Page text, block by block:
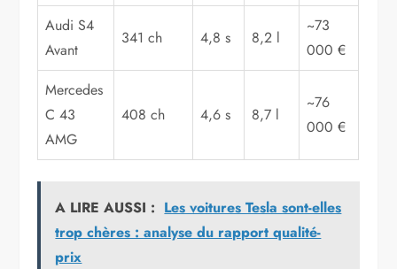
Audi S4
Avant
341 ch 4,8 s 8,2 l
~73
000 €
Mercedes
C 43
AMG
408 ch 4,6 s 8,7 l
~76
000 €
A LIRE AUSSI : Les voitures Tesla sont-elles
trop chères : analyse du rapport qualité-
prix